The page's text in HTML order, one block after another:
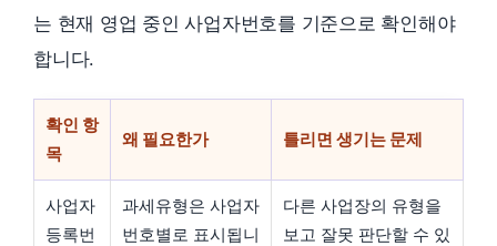
는 현재 영업 중인 사업자번호를 기준으로 확인해야
합니다.
확인 항
목
왜 필요한가 틀리면 생기는 문제
사업자
등록번
과세유형은 사업자
번호별로 표시됩니
다른 사업장의 유형을
보고 잘못 판단할 수 있